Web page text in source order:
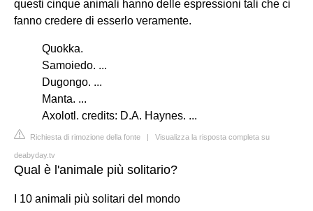
questi cinque animali hanno delle espressioni tali che ci
fanno credere di esserlo veramente.
Quokka.
Samoiedo. ...
Dugongo. ...
Manta. ...
Axolotl. credits: D.A. Haynes. ...
Richiesta di rimozione della fonte | Visualizza la risposta completa su
deabyday.tv
Qual è l'animale più solitario?
I 10 animali più solitari del mondo